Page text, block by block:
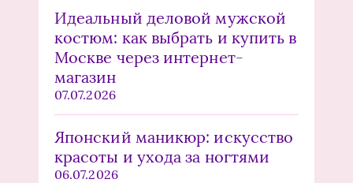
Идеальный деловой мужской
костюм: как выбрать и купить в
Москве через интернет-
магазин
07.07.2026
Японский маникюр: искусство
красоты и ухода за ногтями
06.07.2026